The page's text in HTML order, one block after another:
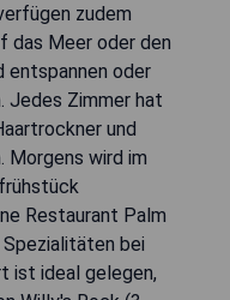
zudem
das Meer oder den
entspannen oder
Jedes Zimmer hat
und
wird im
Restaurant Palm
bei
ist ideal gelegen,